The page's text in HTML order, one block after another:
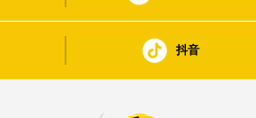
抖音